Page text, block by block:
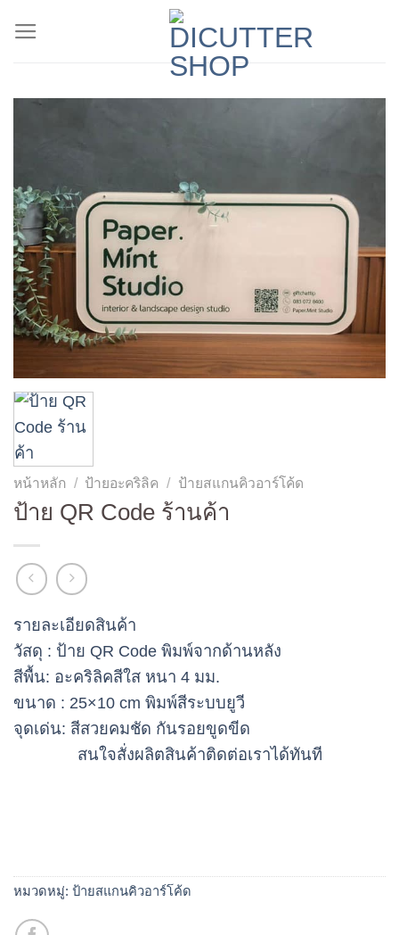
ไป
หน้าหลัก / ป้ายอะคริลิค / ป้ายสแกนคิวอาร์โค้ด
ป้าย QR Code ร้านค้า
รายละเอียดสินค้า
วัสดุ : ป้าย QR Code พิมพ์จากด้านหลัง
สีพื้น: อะคริลิคสีใส หนา 4 มม.
ขนาด : 25×10 cm พิมพ์สีระบบยูวี
จุดเด่น: สีสวยคมชัด กันรอยขูดขีด
สนใจสั่งผลิตสินค้าติดต่อเราได้ทันที
หมวดหมู่: ป้ายสแกนคิวอาร์โค้ด